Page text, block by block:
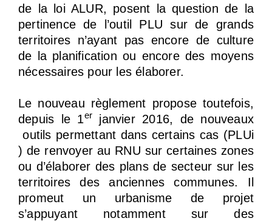
de la loi ALUR, posent la question de la
pertinence de l’outil PLU sur de grands
territoires n’ayant pas encore de culture
de la planification ou encore des moyens
nécessaires pour les élaborer.
Le nouveau règlement propose toutefois,
depuis le 1er
janvier 2016, de nouveaux
outils permettant dans certains cas (PLUi
) de renvoyer au RNU sur certaines zones
ou d’élaborer des plans de secteur sur les
territoires des anciennes communes. Il
promeut un urbanisme de projet
s’appuyant notamment sur des